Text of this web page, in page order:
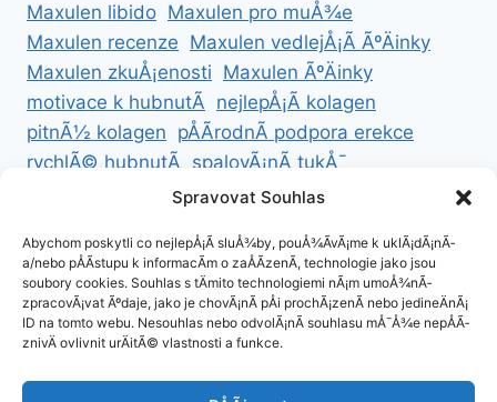
Maxulen libido Maxulen pro muÅ¾e
Maxulen recenze Maxulen vedlejÅ¡Ã­ ÃºÄinky
Maxulen zkuÅ¡enosti Maxulen ÃºÄinky
motivace k hubnutÃ­ nejlepÅ¡Ã­ kolagen
pitnÃ½ kolagen pÅÃ­rodnÃ­ podpora erekce
rychlÃ© hubnutÃ­ spalovÃ¡nÃ­ tukÅ¯
ZdravÃ© hubnutÃ­ ZdravÃ© recepty na hubnutÃ­
ZÃ¡sady cookies (EU)
Spravovat Souhlas
Abychom poskytli co nejlepÅ¡Ã­ sluÅ¾by, pouÅ¾Ã­vÃ¡me k uklÃ¡dÃ¡nÃ­
a/nebo pÅÃ­stupu k informacÃ­m o zaÅÃ­zenÃ­, technologie jako jsou
soubory cookies. Souhlas s tÄmito technologiemi nÃ¡m umoÅ¾nÃ­
zpracovÃ¡vat Ãºdaje, jako je chovÃ¡nÃ­ pÅi prochÃ¡zenÃ­ nebo jedineÄnÃ¡
ID na tomto webu. Nesouhlas nebo odvolÃ¡nÃ­ souhlasu mÅ¯Å¾e nepÅÃ­
znivÄ ovlivnit urÄitÃ© vlastnosti a funkce.